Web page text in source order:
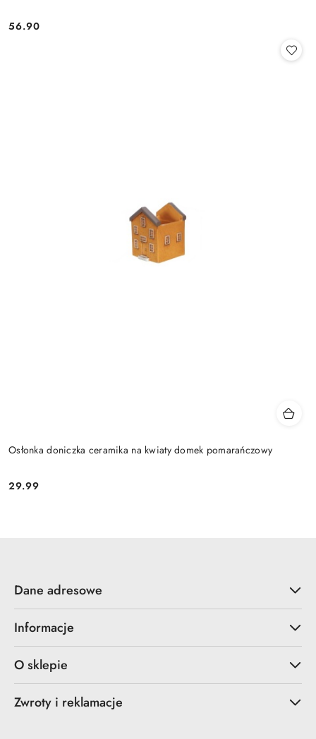
Cena:
56.90
Osłonka doniczka ceramika na kwiaty domek pomarańczowy
Cena:
29.99
Dane adresowe
Informacje
O sklepie
Zwroty i reklamacje